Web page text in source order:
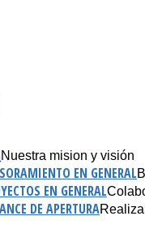
Nuestra mision y visión
EN GENERAL
EN GENERAL
DE APERTURA